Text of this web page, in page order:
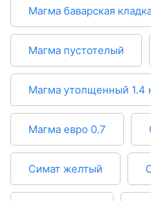
Магма баварская
Магма пустотелый
Магма утолщенный 1.4
Магма евро 0.7
Симат желтый